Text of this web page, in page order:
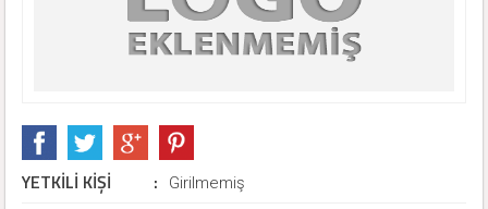
YETKİLİ KİŞİ : Girilmemiş